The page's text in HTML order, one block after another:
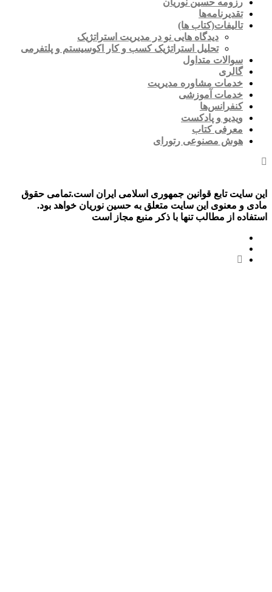
رزومه حسین نوریان
تقدیرنامه‌ها
تالیفات(کتاب ها)
دیدگاه هایی نو در مدیریت استراتژیک
تحلیل استراتژیک کسب و کار اکوسیستم و پلتفرمی
سوالات متداول
گالری
خدمات مشاوره مدیریت
خدمات آموزشی
کنفرانس‌ها
ویدیو و پادکست
معرفی کتاب
هوش مصنوعی رتورای
این سایت تابع قوانین جمهوری اسلامی ایران است.تمامی حقوق
مادی و معنوی این سایت متعلق به حسین نوریان خواهد بود.
استفاده از مطالب تنها با ذکر منبع مجاز است